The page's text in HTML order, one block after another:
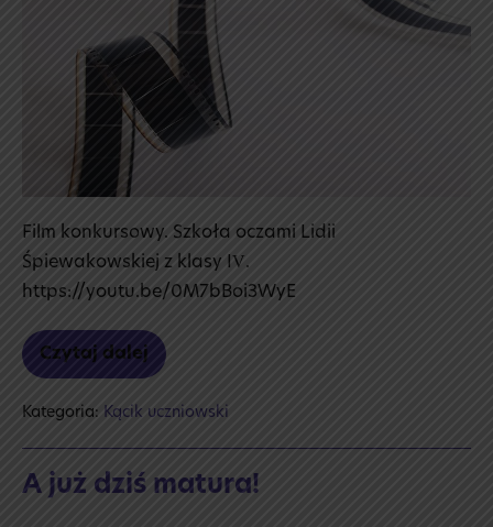
Film konkursowy. Szkoła oczami Lidii
Śpiewakowskiej z klasy IV.
https://youtu.be/0M7bBoi3WyE
Czytaj dalej
Film
reklamowy
TTI
Kategoria: Kącik uczniowski
A już dziś matura!